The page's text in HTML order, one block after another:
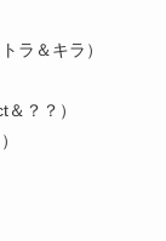
ラ＆キラ）
？？）